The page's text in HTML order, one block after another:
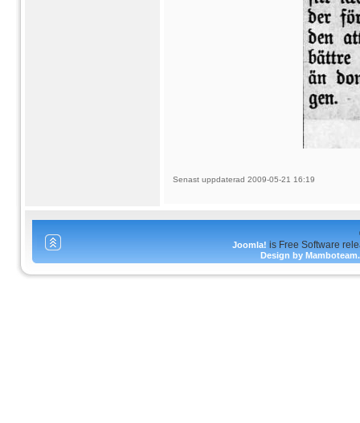
Senast uppdaterad 2009-05-21 16:19
Joomla! is Free Software
Design by